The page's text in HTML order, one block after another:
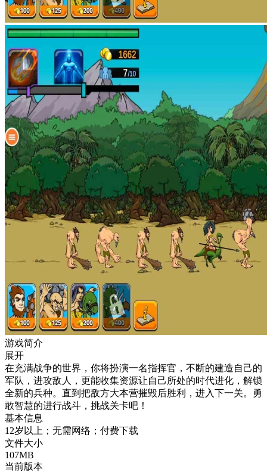
游戏简介
展开
在充满战争的世界，你将扮演一名指挥官，不断的建造自己的
军队，进攻敌人，更能收集资源让自己所处的时代进化，解锁
全新的兵种。直到把敌方大本营摧毁后胜利，进入下一关。勇
敢智慧的进行战斗，挑战关卡吧！
基本信息
12岁以上；无需网络；付费下载
文件大小
107MB
当前版本